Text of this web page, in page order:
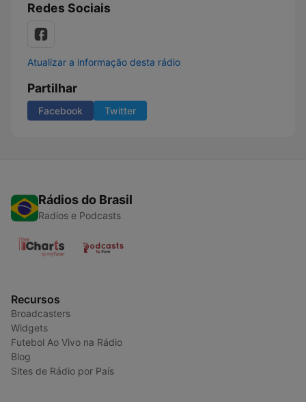
Redes Sociais
Atualizar a informação desta rádio
Partilhar
Facebook Twitter
Rádios do Brasil
Radios e Podcasts
Recursos
Broadcasters
Widgets
Futebol Ao Vivo na Rádio
Blog
Sites de Rádio por País